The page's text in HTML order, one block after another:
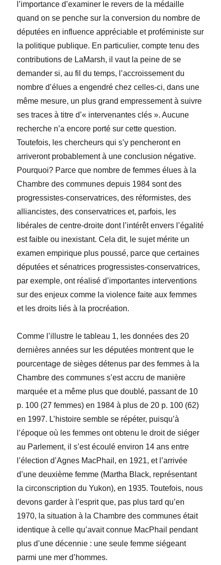
l’importance d’examiner le revers de la médaille
quand on se penche sur la conversion du nombre de
députées en influence appréciable et proféministe sur
la politique publique. En particulier, compte tenu des
contributions de LaMarsh, il vaut la peine de se
demander si, au fil du temps, l’accroissement du
nombre d’élues a engendré chez celles-ci, dans une
même mesure, un plus grand empressement à suivre
ses traces à titre d’« intervenantes clés ». Aucune
recherche n’a encore porté sur cette question.
Toutefois, les chercheurs qui s’y pencheront en
arriveront probablement à une conclusion négative.
Pourquoi? Parce que nombre de femmes élues à la
Chambre des communes depuis 1984 sont des
progressistes-conservatrices, des réformistes, des
alliancistes, des conservatrices et, parfois, les
libérales de centre-droite dont l’intérêt envers l’égalité
est faible ou inexistant. Cela dit, le sujet mérite un
examen empirique plus poussé, parce que certaines
députées et sénatrices progressistes-conservatrices,
par exemple, ont réalisé d’importantes interventions
sur des enjeux comme la violence faite aux femmes
et les droits liés à la procréation.
Comme l’illustre le tableau 1, les données des 20
dernières années sur les députées montrent que le
pourcentage de sièges détenus par des femmes à la
Chambre des communes s’est accru de manière
marquée et a même plus que doublé, passant de 10
p. 100 (27 femmes) en 1984 à plus de 20 p. 100 (62)
en 1997. L’histoire semble se répéter, puisqu’à
l’époque où les femmes ont obtenu le droit de siéger
au Parlement, il s’est écoulé environ 14 ans entre
l’élection d’Agnes MacPhail, en 1921, et l’arrivée
d’une deuxième femme (Martha Black, représentant
la circonscription du Yukon), en 1935. Toutefois, nous
devons garder à l’esprit que, pas plus tard qu’en
1970, la situation à la Chambre des communes était
identique à celle qu’avait connue MacPhail pendant
plus d’une décennie : une seule femme siégeant
parmi une mer d’hommes.